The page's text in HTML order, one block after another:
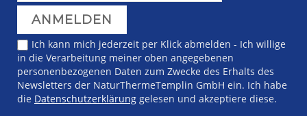
Ich kann mich jederzeit per Klick abmelden - Ich willige
in die Verarbeitung meiner oben angegebenen
personenbezogenen Daten zum Zwecke des Erhalts des
Newsletters der NaturThermeTemplin GmbH ein. Ich habe
die Datenschutzerklärung gelesen und akzeptiere diese.